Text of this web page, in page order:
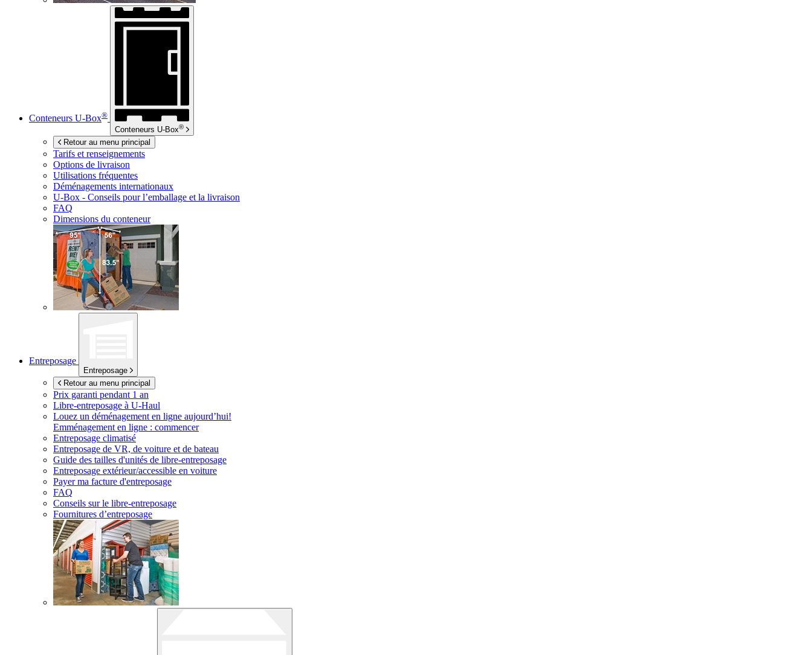
Conteneurs U-Box®
Conteneurs U-Box®
Retour au menu principal
Tarifs et renseignements
Options de livraison
Utilisations fréquentes
Déménagements internationaux
U-Box - Conseils pour l’emballage et la livraison
FAQ
Dimensions du conteneur
Entreposage
Entreposage
Retour au menu principal
Prix garanti pendant 1 an
Libre-entreposage à U-Haul
Louez un déménagement en ligne aujourd’hui!
Emménagement en ligne : commencer
Entreposage climatisé
Entreposage de VR, de voiture et de bateau
Guide des tailles d'unités de libre-entreposage
Entreposage extérieur/accessible en voiture
Payer ma facture d'entreposage
FAQ
Conseils sur le libre-entreposage
Fournitures d’entreposage